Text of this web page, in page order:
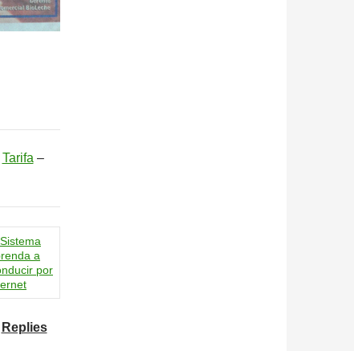
Tarifa –
Replies